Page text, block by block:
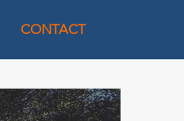
CONTACT